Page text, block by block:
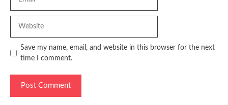
Save my name, email, and website in this browser for the next
time I comment.